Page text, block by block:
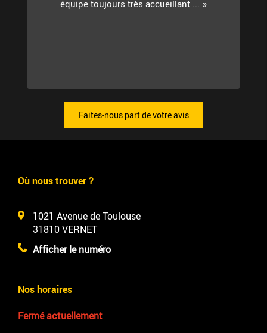
équipe toujours très accueillant ...
Faites-nous part de votre avis
Où nous trouver ?
1021 Avenue de Toulouse
31810VERNET
Afficher le numéro
Nos horaires
Fermé actuellement